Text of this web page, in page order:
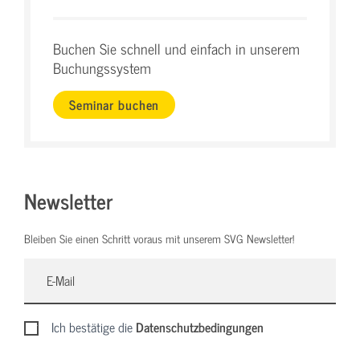
Buchen Sie schnell und einfach in unserem
Buchungssystem
Seminar buchen
Newsletter
Bleiben Sie einen Schritt voraus mit unserem SVG Newsletter!
Ich bestätige dieDatenschutzbedingungen